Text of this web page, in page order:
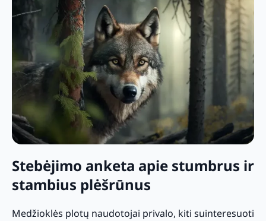
Stebėjimo anketa apie stumbrus ir
stambius plėšrūnus
Medžioklės plotų naudotojai privalo, kiti suinteresuoti